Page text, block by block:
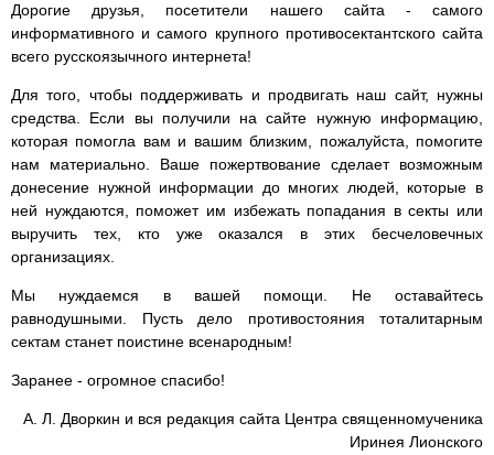
Дорогие друзья, посетители нашего сайта - самого
информативного и самого крупного противосектантского сайта
всего русскоязычного интернета!
Для того, чтобы поддерживать и продвигать наш сайт, нужны
средства. Если вы получили на сайте нужную информацию,
которая помогла вам и вашим близким, пожалуйста, помогите
нам материально. Ваше пожертвование сделает возможным
донесение нужной информации до многих людей, которые в
ней нуждаются, поможет им избежать попадания в секты или
выручить тех, кто уже оказался в этих бесчеловечных
организациях.
Мы нуждаемся в вашей помощи. Не оставайтесь
равнодушными. Пусть дело противостояния тоталитарным
сектам станет поистине всенародным!
Заранее - огромное спасибо!
А. Л. Дворкин и вся редакция сайта Центра священномученика
Иринея Лионского